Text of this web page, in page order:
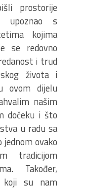
prostorije
upoznao s
kojima
se redovno
i trud
života i
ovom dijelu
našim
dočeku i što
u radu sa
jednom ovako
tradicijom
Također,
koji su nam